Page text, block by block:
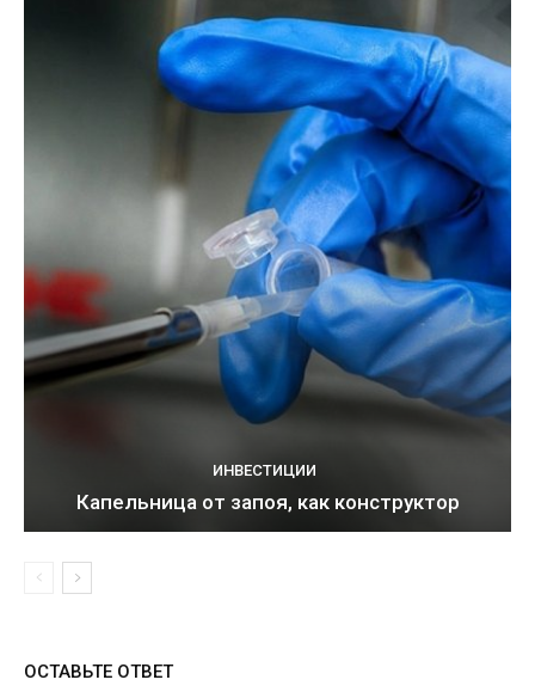
ИНВЕСТИЦИИ
Капельница от запоя, как конструктор
ОСТАВЬТЕ ОТВЕТ